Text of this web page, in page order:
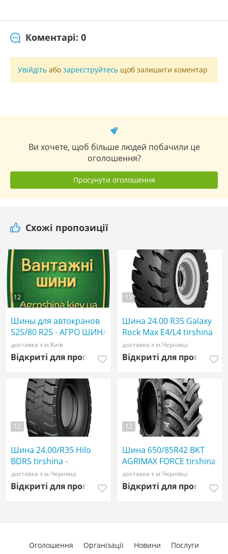
Коментарі: 0
Увійдіть або зареєструйтесь щоб залишити коментар
Ви хочете, щоб більше людей побачили це
оголошення?
Просунути оголошення
Схожі пропозиції
12
Шины для автокранов
525/80 R25 - АГРО ШИНА
☎️ 0507773380
доставка з м.Київ
Відкриті для пропозицій
13
Шина 24.00 R35 Galaxy
Rock Max E4/L4 tirshina -
АГРОШИНА ☎️
0507773380
доставка з м.Чернівці
Відкриті для
12
Шина 24.00/R35 Hilo
BDRS tirshina -
АГРОШИНА ☎️
0507773380
доставка з м.Чернівці
Відкриті для пропозицій
12
Шина 650/85R42 BKT
AGRIMAX FORCE tirshina -
АГРОШИНА ☎️
0507773380
доставка з м.Чернівці
Відкриті для
Оголошення Організації Новини Послуги